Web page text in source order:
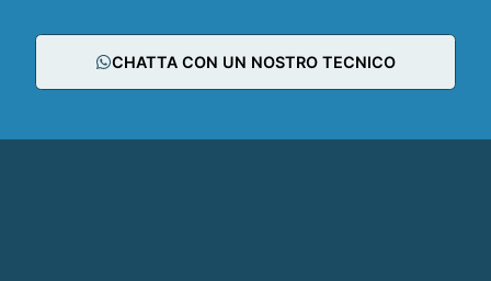
CHATTA CON UN NOSTRO TECNICO